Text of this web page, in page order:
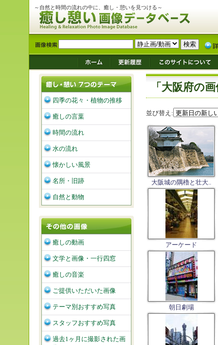
～自然と時間の流れの中に、癒し・憩いを見つける～
「大阪府の
並び替え:
大阪城の隅櫓と壮大..
アーケード
朝日劇場
四季の花々・植物の推移
癒しの言葉
時間の流れ
水の流れ
懐かしい風景
名所・旧跡
自然と動物
癒しの動画
文学と画像・一行四窓
癒しの音楽
ご提供いただいた画像
テーマ別おすすめ写真
スタッフおすすめ写真
過去1ヶ月に撮影された画